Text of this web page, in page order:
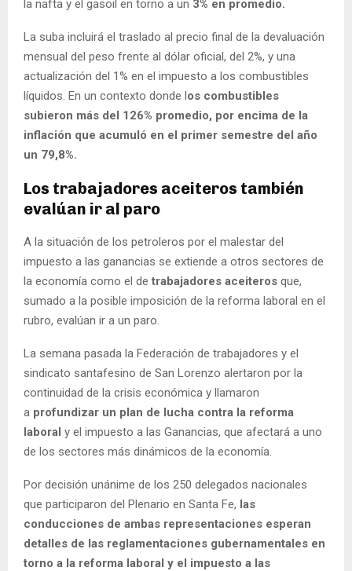
la nafta y el gasoil en torno a un 3% en promedio.
La suba incluirá el traslado al precio final de la devaluación
mensual del peso frente al dólar oficial, del 2%, y una
actualización del 1% en el impuesto a los combustibles
líquidos. En un contexto donde los combustibles
subieron más del 126% promedio, por encima de la
inflación que acumuló en el primer semestre del año
un 79,8%.
Los trabajadores aceiteros también
evalúan ir al paro
A la situación de los petroleros por el malestar del
impuesto a las ganancias se extiende a otros sectores de
la economía como el de trabajadores aceiteros que,
sumado a la posible imposición de la reforma laboral en el
rubro, evalúan ir a un paro.
La semana pasada la Federación de trabajadores y el
sindicato santafesino de San Lorenzo alertaron por la
continuidad de la crisis económica y llamaron
a profundizar un plan de lucha contra la reforma
laboral y el impuesto a las Ganancias, que afectará a uno
de los sectores más dinámicos de la economía.
Por decisión unánime de los 250 delegados nacionales
que participaron del Plenario en Santa Fe, las
conducciones de ambas representaciones esperan
detalles de las reglamentaciones gubernamentales en
torno a la reforma laboral y el impuesto a las